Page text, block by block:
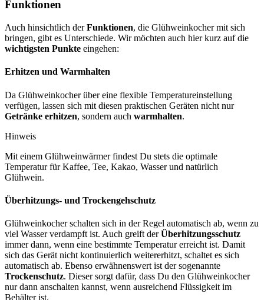
Funktionen
Auch hinsichtlich derFunktionen, die Glühweinkocher mit sich
bringen, gibt es Unterschiede. Wir möchten auch hier kurz auf die
wichtigsten Punkte eingehen:
Erhitzen und Warmhalten
Da Glühweinkocher über eine flexible Temperatureinstellung
verfügen, lassen sich mit diesen praktischen Geräten nicht nur
Getränke erhitzen, sondern auch warmhalten.
Hinweis
Mit einem Glühweinwärmer findest Du stets die optimale
Temperatur für Kaffee, Tee, Kakao, Wasser und natürlich
Glühwein.
Überhitzungs- und Trockengehschutz
Glühweinkocher schalten sich in der Regel automatisch ab, wenn zu
viel Wasser verdampft ist. Auch greift derÜberhitzungsschutz
immer dann, wenn eine bestimmte Temperatur erreicht ist. Damit
sich das Gerät nicht kontinuierlich weitererhitzt, schaltet es sich
automatisch ab. Ebenso erwähnenswert ist der sogenannte
Trockenschutz. Dieser sorgt dafür, dass Du den Glühweinkocher
nur dann anschalten kannst, wenn ausreichend Flüssigkeit im
Behälter ist.